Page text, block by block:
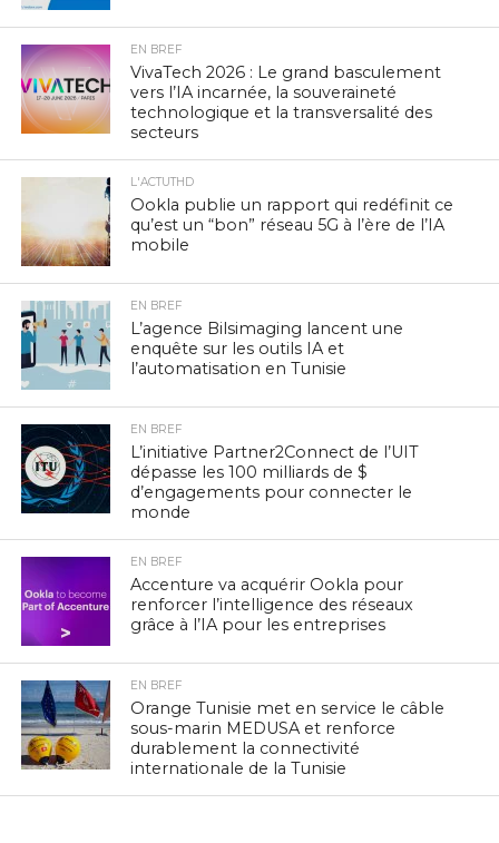
EN BREF
VivaTech 2026 : Le grand basculement
vers l’IA incarnée, la souveraineté
technologique et la transversalité des
secteurs
L'ACTUTHD
Ookla publie un rapport qui redéfinit ce
qu’est un “bon” réseau 5G à l’ère de l’IA
mobile
EN BREF
L’agence Bilsimaging lancent une
enquête sur les outils IA et
l’automatisation en Tunisie
EN BREF
L’initiative Partner2Connect de l’UIT
dépasse les 100 milliards de $
d’engagements pour connecter le
monde
EN BREF
Accenture va acquérir Ookla pour
renforcer l’intelligence des réseaux
grâce à l’IA pour les entreprises
EN BREF
Orange Tunisie met en service le câble
sous-marin MEDUSA et renforce
durablement la connectivité
internationale de la Tunisie